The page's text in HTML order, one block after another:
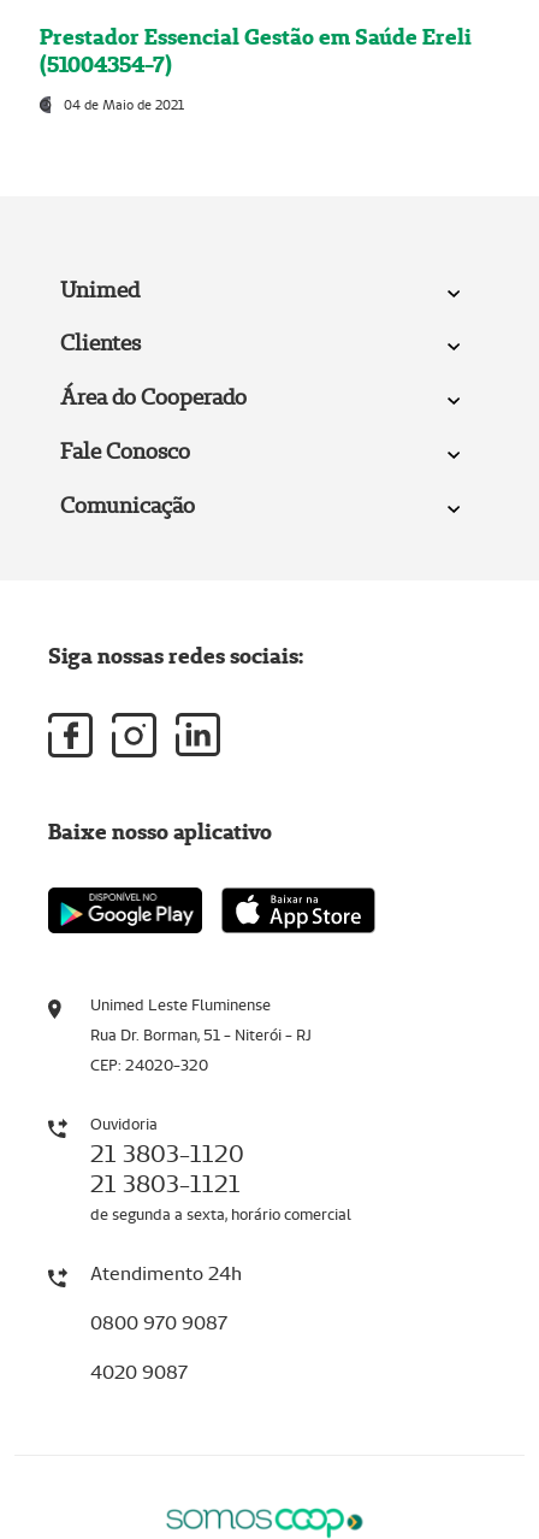
Prestador Essencial Gestão em Saúde Ereli
(51004354-7)
04 de Maio de 2021
Unimed
Clientes
Área do Cooperado
Fale Conosco
Comunicação
Unimed Leste Fluminense
Rua Dr. Borman, 51 - Niterói - RJ
CEP: 24020-320
Ouvidoria
21 3803-1120
21 3803-1121
de segunda a sexta, horário comercial
Atendimento 24h
0800 970 9087
4020 9087
Siga nossas redes sociais:
Baixe nosso aplicativo